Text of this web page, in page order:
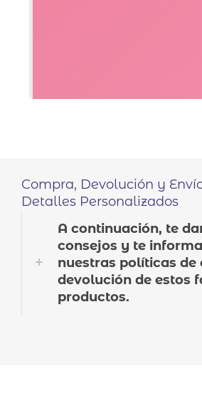
Compra, Devolución y
Detalles Personalizados
A continuación, te
consejos y te
nuestras políticas de
devolución de estos
productos.